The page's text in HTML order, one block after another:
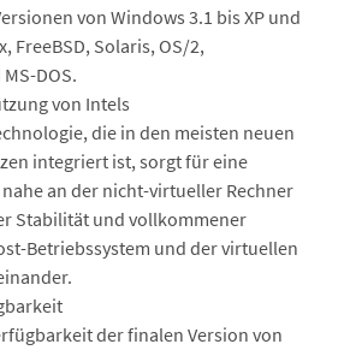
von Windows 3.1 bis XP und
FreeBSD, Solaris, OS/2,
DOS.
von Intels
die in den meisten neuen
integriert ist, sorgt für eine
an der nicht-virtueller Rechner
Stabilität und vollkommener
Betriebssystem und der virtuellen
der finalen Version von